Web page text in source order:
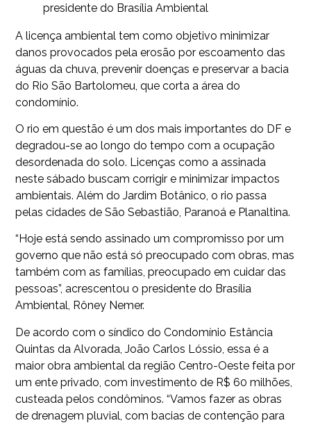
presidente do Brasília Ambiental
A licença ambiental tem como objetivo minimizar
danos provocados pela erosão por escoamento das
águas da chuva, prevenir doenças e preservar a bacia
do Rio São Bartolomeu, que corta a área do
condomínio.
O rio em questão é um dos mais importantes do DF e
degradou-se ao longo do tempo com a ocupação
desordenada do solo. Licenças como a assinada
neste sábado buscam corrigir e minimizar impactos
ambientais. Além do Jardim Botânico, o rio passa
pelas cidades de São Sebastião, Paranoá e Planaltina.
“Hoje está sendo assinado um compromisso por um
governo que não está só preocupado com obras, mas
também com as famílias, preocupado em cuidar das
pessoas”, acrescentou o presidente do Brasília
Ambiental, Rôney Nemer.
De acordo com o síndico do Condomínio Estância
Quintas da Alvorada, João Carlos Lóssio, essa é a
maior obra ambiental da região Centro-Oeste feita por
um ente privado, com investimento de R$ 60 milhões,
custeada pelos condôminos. “Vamos fazer as obras
de drenagem pluvial, com bacias de contenção para